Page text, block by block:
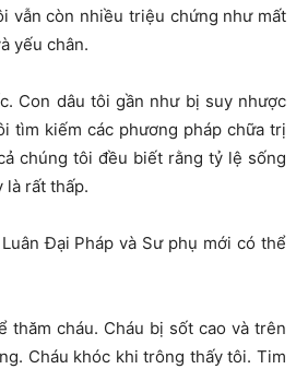
vẫn còn nhiều triệu chứng như mất
yếu chân.
Con dâu tôi gần như bị suy nhược
tìm kiếm các phương pháp chữa trị
chúng tôi đều biết rằng tỷ lệ sống
là rất thấp.
Đại Pháp và Sư phụ mới có thể
thăm cháu. Cháu bị sốt cao và trên
Cháu khóc khi trông thấy tôi. Tim